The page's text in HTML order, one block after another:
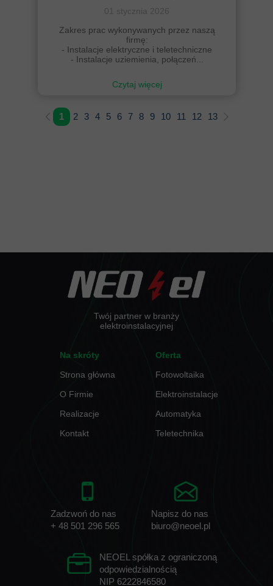
01 stycznia 2026
Zakres prac wykonywanych przez naszą
firmę:
- Instalacje elektryczne i teletechniczne
- Instalacje uziemienia, połączeń...
Czytaj więcej
1 2 3 4 5 6 7 8 9 10 11 12 13
Twój partner w branży
elektroinstalacyjnej
NEOEL spółka z ograniczoną
odpowiedzialnością
NIP 6222846580
Zadzwoń do nas
+ 48 501 296 565
Napisz do nas
biuro@neoel.pl
Na skróty
Strona główna
O Firmie
Realizacje
Kontakt
Oferta
Fotowoltaika
Elektroinstalacje
Automatyka
Teletechnika